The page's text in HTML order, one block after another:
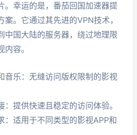
。幸运的是，番茄回国加速器提
。它通过其先进的VPN技术，
中国大陆的服务器，绕过地理限
容。
音乐：无缝访问版权限制的影视
：提供快速且稳定的访问体验。
：适用于不同类型的影视APP和